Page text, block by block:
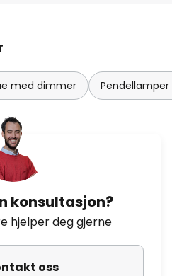
med dimmer
konsultasjon?
hjelper deg gjerne
oss